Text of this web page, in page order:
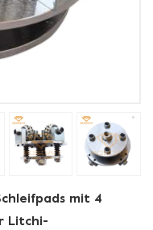
mit 4
Litchi-